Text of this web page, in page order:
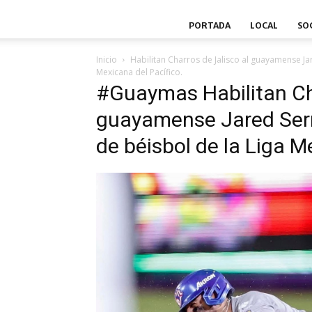
PORTADA LOCAL
Inicio Habilitan Charros de Jalisco al guayamense
Mexicana del Pacífico.
#Guaymas Habilitan
guayamense Jared
de béisbol de la Liga